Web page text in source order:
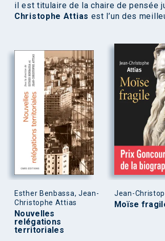
il est titulaire de la chaire de pensée
Christophe Attias est l’un des
Esther Benbassa, Jean-
Christophe Attias
Nouvelles
relégations
territoriales
Jean-
Moïse